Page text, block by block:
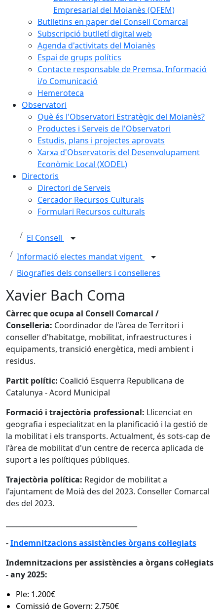
Empresarial del Moianès (OFEM)
Butlletins en paper del Consell Comarcal
Subscripció butlletí digital web
Agenda d'activitats del Moianès
Espai de grups polítics
Contacte responsable de Premsa, Informació
i/o Comunicació
Hemeroteca
Observatori
Què és l'Observatori Estratègic del Moianès?
Productes i Serveis de l'Observatori
Estudis, plans i projectes aprovats
Xarxa d'Observatoris del Desenvolupament
Econòmic Local (XODEL)
Directoris
Directori de Serveis
Cercador Recursos Culturals
Formulari Recursos culturals
El Consell
Informació electes mandat vigent
Biografies dels consellers i conselleres
Xavier Bach Coma
Càrrec que ocupa al Consell Comarcal /
Conselleria: Coordinador de l'àrea de Territori i
conseller d'habitatge, mobilitat, infraestructures i
equipaments, transició energètica, medi ambient i
residus.
Partit polític: Coalició Esquerra Republicana de
Catalunya - Acord Municipal
Formació i trajectòria professional: Llicenciat en
geografia i especialitzat en la planificació i la gestió de
la mobilitat i els transports. Actualment, és sots-cap de
l'àrea de mobilitat d'un centre de recerca aplicada de
suport a les polítiques públiques.
Trajectòria política: Regidor de mobilitat a
l'ajuntament de Moià des del 2023. Conseller Comarcal
des del 2023.
-Indemnitzacions assistències òrgans col·legiats
Indemnitzacions per assistències a òrgans col·legiats
- any 2025:
Ple: 1.200€
Comissió de Govern: 2.750€